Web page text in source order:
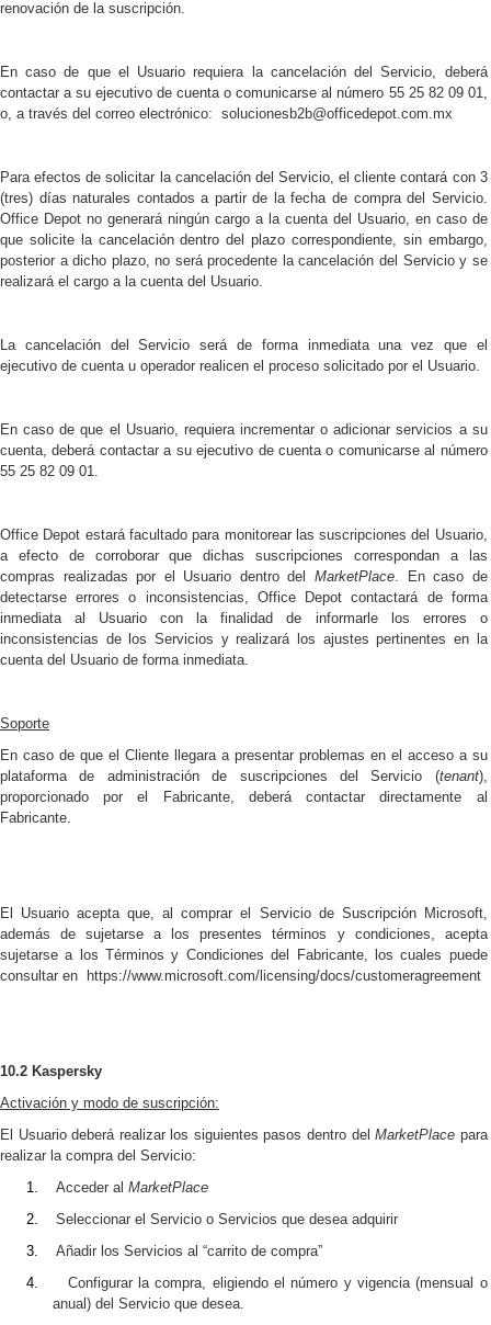
renovación de la suscripción.
En caso de que el Usuario requiera la cancelación del Servicio, deberá
contactar a su ejecutivo de cuenta o comunicarse al número 55 25 82 09 01,
o, a través del correo electrónico:
solucionesb2b@officedepot.com.mx
Para efectos de solicitar la cancelación del Servicio, el cliente contará con 3
(tres) días naturales contados a partir de la fecha de compra del Servicio.
Office Depot no generará ningún cargo a la cuenta del Usuario, en caso de
que solicite la cancelación dentro del plazo correspondiente, sin embargo,
posterior a dicho plazo, no será procedente la cancelación del Servicio y se
realizará el cargo a la cuenta del Usuario.
La cancelación del Servicio será de forma inmediata una vez que el
ejecutivo de cuenta u operador realicen el proceso solicitado por el Usuario.
En caso de que el Usuario, requiera incrementar o adicionar servicios a su
cuenta, deberá contactara su ejecutivo de cuenta o comunicarse al número
55 25 82 09 01.
Office Depot estará facultado para monitorear las suscripciones del Usuario,
a efecto de corroborar que dichas suscripciones correspondan a las
compras realizadas por el Usuario dentro del
MarketPlace. En caso de
detectarse errores o inconsistencias, Office Depot contactará de forma
inmediata al Usuario con la finalidad de informarle los errores o
inconsistencias de los Servicios y realizará los ajustes pertinentes en la
cuenta del Usuario de forma inmediata.
Soporte
En caso de que el Cliente llegara a presentar problemas en el acceso a su
plataforma de administración de suscripciones del Servicio (tenant),
proporcionado por el Fabricante, deberá contactar directamente al
Fabricante.
El Usuario acepta que, al comprar el Servicio de Suscripción Microsoft,
además de sujetarse a los presentes términos y condiciones, acepta
sujetarse a los Términos y Condiciones del Fabricante, los cuales puede
consultar en
https://www.microsoft.com/licensing/docs/customeragreement
10.2 Kaspersky
Activación y modo de suscripción:
El Usuario deberá realizar los siguientes pasos dentro delMarketPlace para
realizar la compra del Servicio:
1. Acceder al MarketPlace
2. Seleccionar el Servicio o Servicios que desea adquirir
3. Añadir los Servicios al “carrito de compra”
4.
Configurar la compra, eligiendo el número y vigencia (mensual o
anual) del Servicio que desea.